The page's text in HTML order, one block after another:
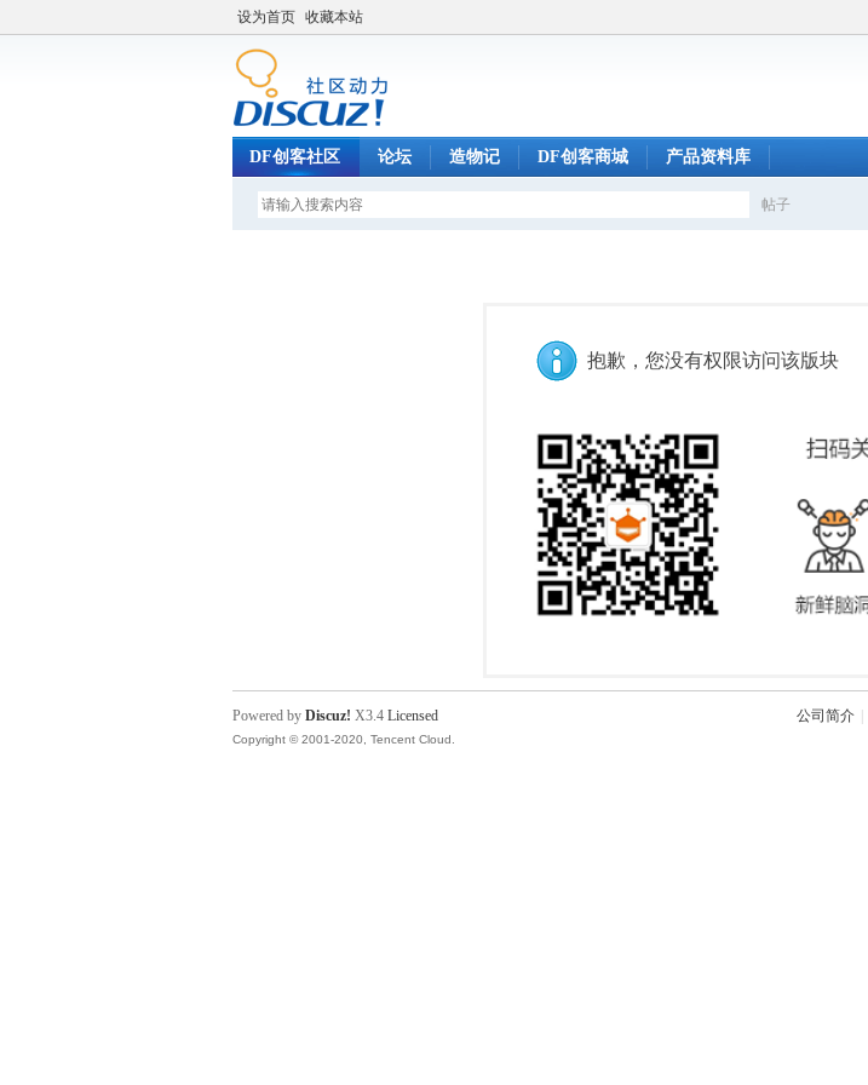
设为首页 收藏本站
DF创客社区 论坛 造物记 DF创客商城 产品资料库
帖子
抱歉，您没有权限访问该版块
公司简介
Powered by Discuz! X3.4 Licensed
Copyright © 2001-2020, Tencent Cloud.